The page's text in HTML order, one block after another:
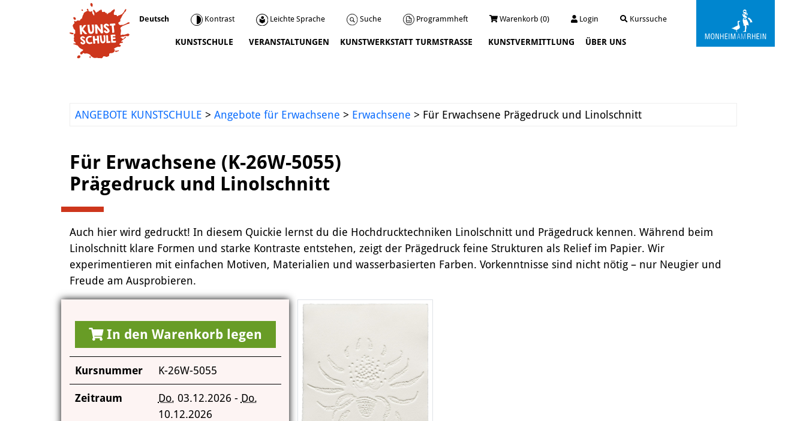
Deutsch Kontrast Leichte Sprache Suche Programmheft Warenkorb (0) Login Kurssuche
KUNSTSCHULE VERANSTALTUNGEN KUNSTWERKSTATT TURMSTRASSE KUNSTVERMITTLUNG ÜBER UNS
Kooperationen
Städtepartnerschaft Ataşehir
Der Kunstautomat
Kunstvermittlung
Leitbild und Chronik
Team
Das Kunstschulgebäude
Freunde und Kooperationspartner
Kontakt | Öffnungszeiten
ANGEBOTE KUNSTSCHULE > Angebote für Erwachsene > Erwachsene > Für Erwachsene Prägedruck und Linolschnitt
Für Erwachsene (K-26W-5055)
Prägedruck und Linolschnitt
Auch hier wird gedruckt! In diesem Quickie lernst du die Hochdrucktechniken Linolschnitt und Prägedruck kennen. Während beim
Linolschnitt klare Formen und starke Kontraste entstehen, zeigt der Prägedruck feine Strukturen als Relief im Papier. Wir
experimentieren mit einfachen Motiven, Materialien und wasserbasierten Farben. Vorkenntnisse sind nicht nötig – nur Neugier und
Freude am Ausprobieren.
In den Warenkorb legen
Kursnummer K-26W-5055
Zeitraum Do. 03.12.2026 - Do.
10.12.2026